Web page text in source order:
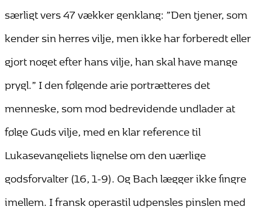
særligt vers 47 vækker genklang: ”Den tjener, som
kender sin herres vilje, men ikke har forberedt eller
gjort noget efter hans vilje, han skal have mange
prygl.” I den følgende arie portrætteres det
menneske, som mod bedrevidende undlader at
følge Guds vilje, med en klar reference til
Lukasevangeliets lignelse om den uærlige
godsforvalter (16, 1-9). Og Bach lægger ikke fingre
imellem. I fransk operastil udpensles pinslen med